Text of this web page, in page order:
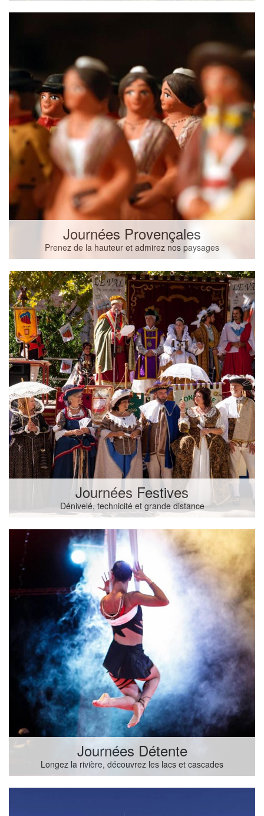
Journées Provençales
Prenez de la hauteur et admirez nos paysages
Journées Festives
Dénivelé, technicité et grande distance
Journées Détente
Longez la rivière, découvrez les lacs et cascades